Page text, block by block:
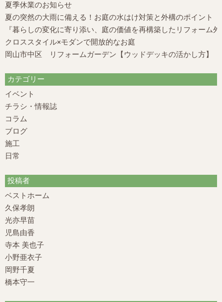
夏季休業のお知らせ
夏の突然の大雨に備える！お庭の水はけ対策と外構のポイント
『暮らしの変化に寄り添い、庭の価値を再構築したリフォーム
クロススタイル×モダンで開放的なお庭
岡山市中区 リフォームガーデン【ウッドデッキの活かし方】
カテゴリー
イベント
チラシ・情報誌
コラム
ブログ
施工
日常
投稿者
ベストホーム
久保孝朗
光亦早苗
児島由香
寺本 美也子
小野亜衣子
岡野千夏
橋本守一